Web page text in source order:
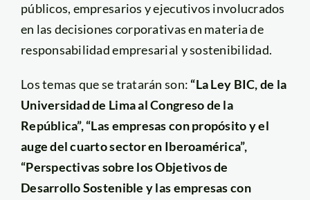
públicos, empresarios y ejecutivos involucrados
en las decisiones corporativas en materia de
responsabilidad empresarial y sostenibilidad.
Los temas que se tratarán son: “La Ley BIC, de la
Universidad de Lima al Congreso de la
República”, “Las empresas con propósito y el
auge del cuarto sector en Iberoamérica”,
“Perspectivas sobre los Objetivos de
Desarrollo Sostenible y las empresas con